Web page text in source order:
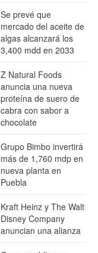
Se prevé que
mercado del aceite de
algas alcanzará los
3,400 mdd en 2033
Z Natural Foods
anuncia una nueva
proteína de suero de
cabra con sabor a
chocolate
Grupo Bimbo invertirá
más de 1,760 mdp en
nueva planta en
Puebla
Kraft Heinz y The Walt
Disney Company
anuncian una alianza